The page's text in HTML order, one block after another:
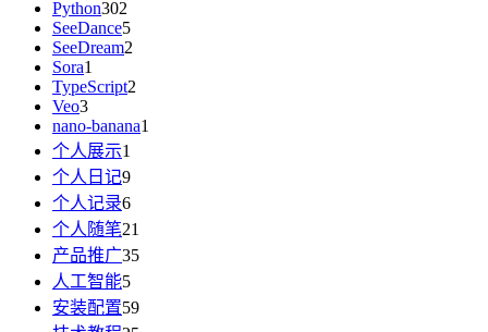
Python302
SeeDance5
SeeDream2
Sora1
TypeScript2
Veo3
nano-banana1
个人展示1
个人日记9
个人记录6
个人随笔21
产品推广35
人工智能5
安装配置59